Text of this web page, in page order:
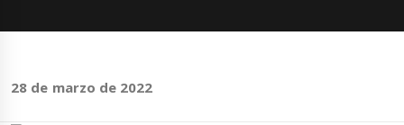
28 de marzo de 2022